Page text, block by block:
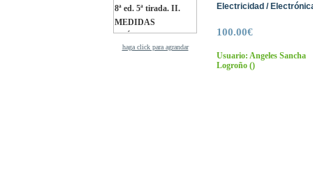
haga click para agrandar
Electricidad /
100.00€
Usuario: Angeles Sancha
Logroño ()